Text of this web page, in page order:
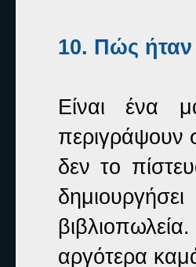
10. Πώς ήταν
Είναι ένα
περιγράψουν
δεν το
αργότερα